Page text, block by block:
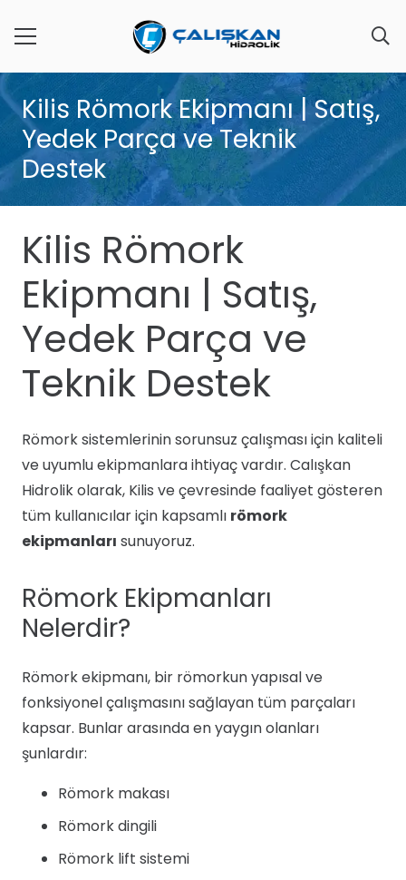
Kilis Römork Ekipmanı | Satış,
Yedek Parça ve Teknik
Destek
Kilis Römork
Ekipmanı | Satış,
Yedek Parça ve
Teknik Destek
Römork sistemlerinin sorunsuz çalışması için kaliteli
ve uyumlu ekipmanlara ihtiyaç vardır. Calışkan
Hidrolik olarak, Kilis ve çevresinde faaliyet gösteren
tüm kullanıcılar için kapsamlı römork
ekipmanları sunuyoruz.
Römork Ekipmanları
Nelerdir?
Römork ekipmanı, bir römorkun yapısal ve
fonksiyonel çalışmasını sağlayan tüm parçaları
kapsar. Bunlar arasında en yaygın olanları
şunlardır:
Römork makası
Römork dingili
Römork lift sistemi